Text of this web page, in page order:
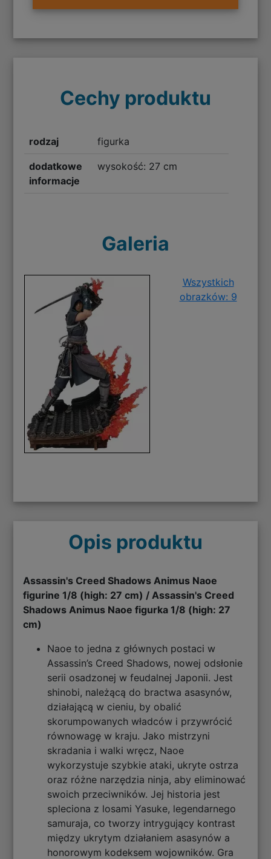
Cechy produktu
rodzaj figurka
dodatkowe
informacje
wysokość: 27 cm
Galeria
Wszystkich
obrazków: 9
Opis produktu
Assassin's Creed Shadows Animus Naoe
figurine 1/8 (high: 27 cm) / Assassin's Creed
Shadows Animus Naoe figurka 1/8 (high: 27
cm)
Naoe to jedna z głównych postaci w
Assassin’s Creed Shadows, nowej odsłonie
serii osadzonej w feudalnej Japonii. Jest
shinobi, należącą do bractwa asasynów,
działającą w cieniu, by obalić
skorumpowanych władców i przywrócić
równowagę w kraju. Jako mistrzyni
skradania i walki wręcz, Naoe
wykorzystuje szybkie ataki, ukryte ostrza
oraz różne narzędzia ninja, aby eliminować
swoich przeciwników. Jej historia jest
spleciona z losami Yasuke, legendarnego
samuraja, co tworzy intrygujący kontrast
między ukrytym działaniem asasynów a
honorowym kodeksem wojowników. Gra